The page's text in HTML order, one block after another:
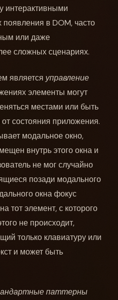
интерактивными
в DOM, часто
или даже
сложных сценариях.
является управление
элементы могут
местами или быть
состояния приложения.
модальное окно,
внутрь этого окна и
не мог случайно
позади модального
окна фокус
тот элемент, с которого
не происходит,
только клавиатуру или
и может быть
паттерны